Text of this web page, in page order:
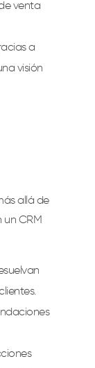
venta
a
visión
allá de
un CRM